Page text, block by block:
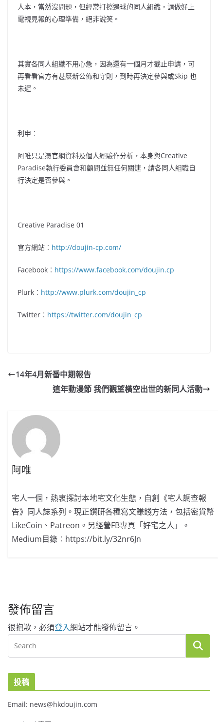
人本，當然沒問題，但經常打擦邊球的同人組織，請做好上
電視見報的心理準備，絕非說笑。
其實各同人組織不用心急，因為還有一個月才截止申請，可
再看看官方有甚麼新公佈和守則，到時再決定參與或Skip 也
未遲。
利申︰
阿唯只是憑官網資料及個人經驗作分析，本身與Creative
Paradise執行委員會和顧問並無任何關連，請各同人組職自
行決定是否參與。
Creative Paradise 01
官方網站︰ http://doujin-cp.com/
Facebook︰ https://www.facebook.com/doujin.cp
Plurk︰ http://www.plurk.com/doujin_cp
Twitter︰ https://twitter.com/doujin_cp
14年4月新番中期報告
這年動漫節 我們觀望橫空出世的新同人活動
阿唯
宅人一個，熱衷探討本地宅文化生態，自創《宅人調查報
告》同人誌系列。現正鑽研各種寫文賺錢方法，包括密貨幣
LikeCoin、Patreon。另經營FB專頁「好宅之人」。
Medium目錄︰https://bit.ly/32nr6Jn
發佈留言
很抱歉，必須登入網站才能發佈留言。
投稿
Email: news@hkdoujin.com